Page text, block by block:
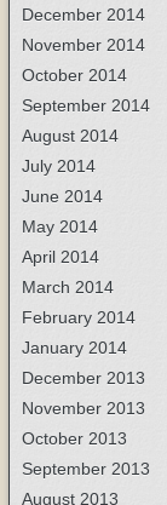
December 2014
November 2014
October 2014
September 2014
August 2014
July 2014
June 2014
May 2014
April 2014
March 2014
February 2014
January 2014
December 2013
November 2013
October 2013
September 2013
August 2013